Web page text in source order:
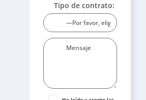
Tipo de contrato: